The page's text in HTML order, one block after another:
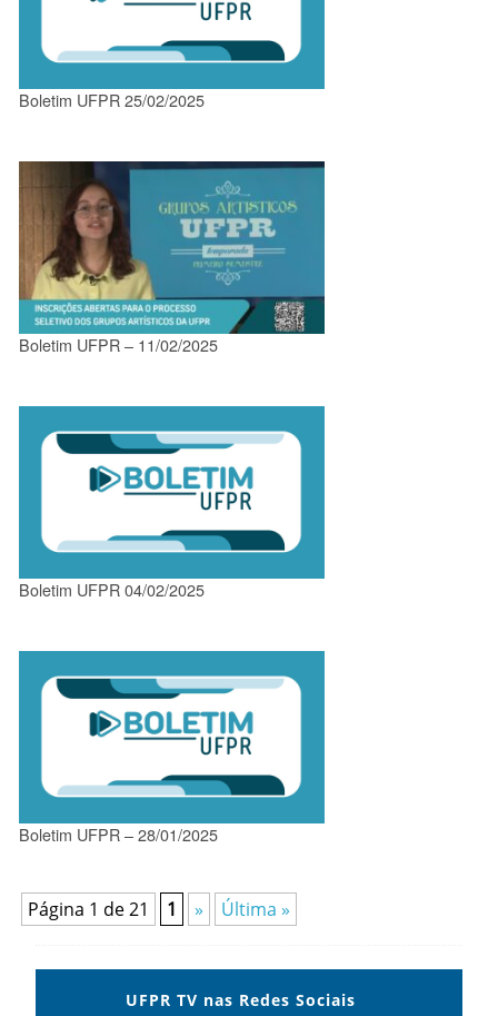
Boletim UFPR 25/02/2025
Boletim UFPR – 11/02/2025
Boletim UFPR 04/02/2025
Boletim UFPR – 28/01/2025
Página 1 de 21 1 » Última »
UFPR TV nas Redes Sociais